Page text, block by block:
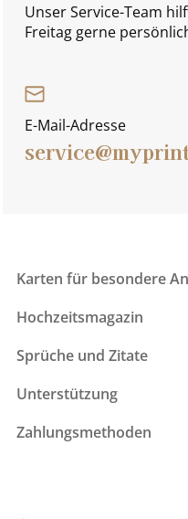
Unser Service-Team
Freitag gerne
E-Mail-Adresse
Karten für besondere
Hochzeitsmagazin
Sprüche und Zitate
Unterstützung
Zahlungsmethoden